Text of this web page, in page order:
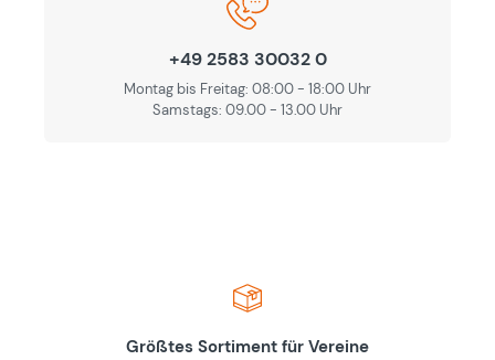
+49 2583 30032 0
Montag bis Freitag: 08:00 - 18:00 Uhr
Samstags: 09.00 - 13.00 Uhr
Größtes Sortiment für Vereine